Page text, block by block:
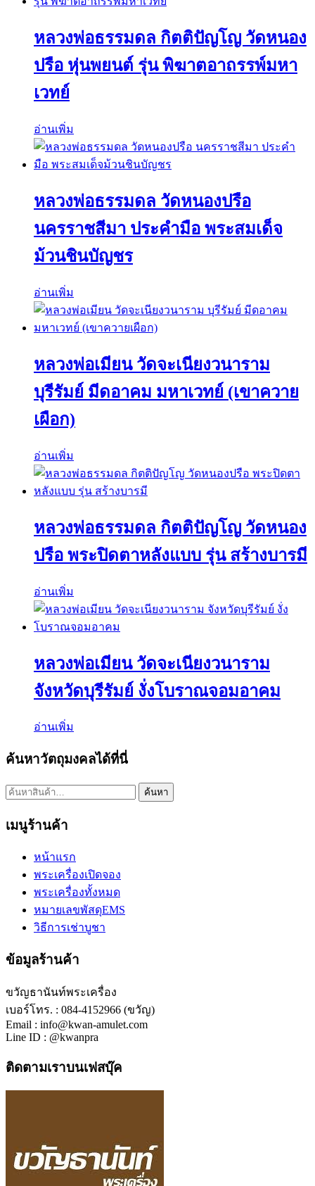
หลวงพ่อธรรมดล กิตติปัญโญ วัดหนอง
ปรือ หุ่นพยนต์ รุ่น พิฆาตอาถรรพ์มหา
เวทย์
อ่านเพิ่ม
หลวงพ่อธรรมดล วัดหนองปรือ
นครราชสีมา ประคำมือ พระสมเด็จ
ม้วนชินบัญชร
อ่านเพิ่ม
หลวงพ่อเมียน วัดจะเนียงวนาราม
บุรีรัมย์ มีดอาคม มหาเวทย์ (เขาควาย
เผือก)
อ่านเพิ่ม
หลวงพ่อธรรมดล กิตติปัญโญ วัดหนอง
ปรือ พระปิดตาหลังแบบ รุ่น สร้างบารมี
อ่านเพิ่ม
หลวงพ่อเมียน วัดจะเนียงวนาราม
จังหวัดบุรีรัมย์ งั่งโบราณจอมอาคม
อ่านเพิ่ม
ค้นหาวัตถุมงคลได้ที่นี่
ค้นหา: ค้นหา
เมนูร้านค้า
หน้าแรก
พระเครื่องเปิดจอง
พระเครื่องทั้งหมด
หมายเลขพัสดุEMS
วิธีการเช่าบูชา
ข้อมูลร้านค้า
ขวัญธานันท์พระเครื่อง
เบอร์โทร. : 084-4152966 (ขวัญ)
Email : info@kwan-amulet.com
Line ID : @kwanpra
ติดตามเราบนเฟสบุ๊ค